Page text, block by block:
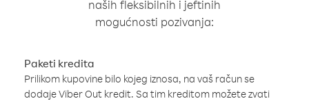
naših fleksibilnih i jeftinih
mogućnosti pozivanja:
Paketi kredita
Prilikom kupovine bilo kojeg iznosa, na vaš račun se
dodaje Viber Out kredit. Sa tim kreditom možete zvati